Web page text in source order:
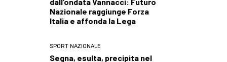
Nazionale raggiunge Forza
Italia e affonda la Lega
SPORT NAZIONALE
Segna, esulta, precipita nel